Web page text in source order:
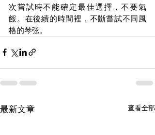
次嘗試時不能確定最佳選擇，不要氣
餒。在後續的時間裡，不斷嘗試不同風
格的琴弦。
最新文章 查看全部